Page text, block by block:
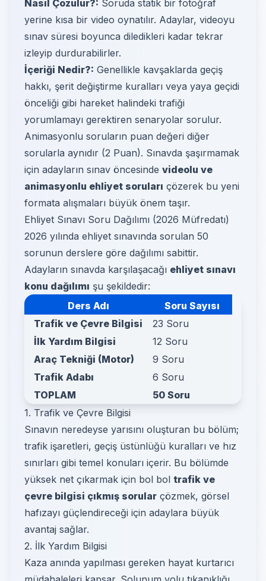
Nasıl Çözülür?: Soruda statik bir fotoğraf
yerine kısa bir video oynatılır. Adaylar, videoyu
sınav süresi boyunca diledikleri kadar tekrar
izleyip durdurabilirler.
İçeriği Nedir?: Genellikle kavşaklarda geçiş
hakkı, şerit değiştirme kuralları veya yaya geçidi
önceliği gibi hareket halindeki trafiği
yorumlamayı gerektiren senaryolar sorulur.
Animasyonlu soruların puan değeri diğer
sorularla aynıdır (2 Puan). Sınavda şaşırmamak
için adayların sınav öncesinde videolu ve
animasyonlu ehliyet soruları çözerek bu yeni
formata alışmaları büyük önem taşır.
Ehliyet Sınavı Soru Dağılımı (2026 Müfredatı)
2026 yılında ehliyet sınavında sorulan 50
sorunun derslere göre dağılımı sabittir.
Adayların sınavda karşılaşacağı ehliyet sınavı
konu dağılımı şu şekildedir:
Ders Adı
Soru Sayısı
Trafik ve Çevre Bilgisi
23 Soru
İlk Yardım Bilgisi
12 Soru
Araç Tekniği (Motor)
9 Soru
Trafik Adabı
6 Soru
TOPLAM
50 Soru
1. Trafik ve Çevre Bilgisi
Sınavın neredeyse yarısını oluşturan bu bölüm;
trafik işaretleri, geçiş üstünlüğü kuralları ve hız
sınırları gibi temel konuları içerir. Bu bölümde
yüksek net çıkarmak için bol bol trafik ve
çevre bilgisi çıkmış sorular çözmek, görsel
hafızayı güçlendireceği için adaylara büyük
avantaj sağlar.
2. İlk Yardım Bilgisi
Kaza anında yapılması gereken hayat kurtarıcı